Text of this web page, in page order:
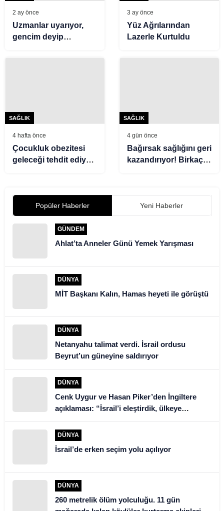
2 ay önce
Uzmanlar uyarıyor,
gencim deyip
3 ay önce
Yüz Ağrılarından
Lazerle Kurtuldu
SAĞLIK
4 hafta önce
Çocukluk obezitesi
geleceği tehdit ediyor!
alışkanlık şart’
SAĞLIK
4 gün önce
Bağırsak sağlığını geri
kazandırıyor! Birkaç
Popüler Haberler Yeni Haberler
GÜNDEM
Ahlat’ta Anneler Günü Yemek Yarışması
DÜNYA
MİT Başkanı Kalın, Hamas heyeti ile görüştü
DÜNYA
Netanyahu talimat verdi. İsrail ordusu
Beyrut’un güneyine saldırıyor
DÜNYA
Cenk Uygur ve Hasan Piker’den İngiltere
açıklaması: “İsrail’i eleştirdik, ülkeye
alınmadık”
DÜNYA
İsrail’de erken seçim yolu açılıyor
DÜNYA
260 metrelik ölüm yolculuğu. 11 gün